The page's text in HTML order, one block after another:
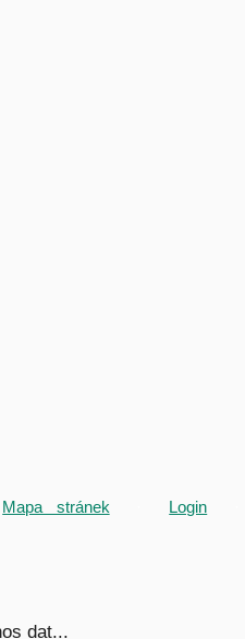
Mapa stránek Login
dat...